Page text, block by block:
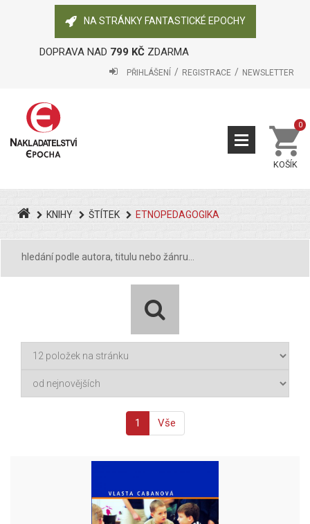
NA STRÁNKY FANTASTICKÉ EPOCHY
DOPRAVA NAD 799 KČZDARMA
PŘIHLÁŠENÍ REGISTRACE NEWSLETTER
KOŠÍK
0
KNIHY ŠTÍTEK ETNOPEDAGOGIKA
1 Vše